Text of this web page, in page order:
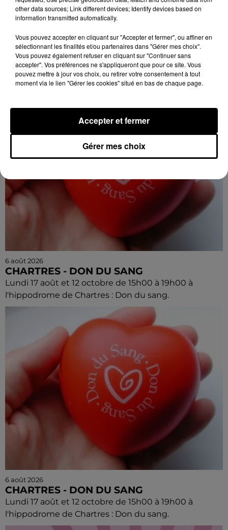
6 août 2026
GRENIERS DE LA BERNACHE
Dimanche 27 septembre, Les Roches-l'Évêque (Loir-
et-Cher), ancien terrain de camping : Vide-greniers de
la Bernache.
6 août 2026
CHARTRES - DON DU SANG
Lundi 17 août et 12 octobre de 15h00 à 19h00 à
l'hippodrome de Chartres : Don du sang.
6 août 2026
CHARTRES - DON DU SANG
Lundi 17 août et 12 octobre de 15h00 à 19h00 à
l'hippodrome de Chartres : Don du sang.
other data sources; Link different devices; Identify devices based on
information transmitted automatically.
Vous pouvez accepter en cliquant sur "Accepter et fermer", ou affiner en
sélectionnant les finalités et/ou partenaires dans "Gérer mes choix".
Vous pouvez également refuser en cliquant sur "Continuer sans
accepter". Vos préférences ne s'appliqueront que pour ce site. Vous
pouvez mettre à jour vos choix, ou retirer votre consentement à tout
moment via le lien "Gérer les cookies" situé en bas de chaque page.
Gérer mes choix
Accepter et fermer